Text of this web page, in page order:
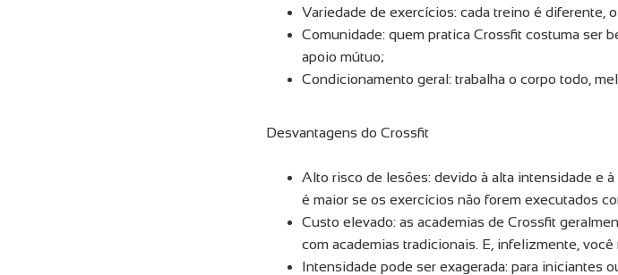
Variedade de exercícios: cada treino é diferente,
Comunidade: quem pratica Crossfit costuma ser
apoio mútuo;
Condicionamento geral: trabalha o corpo todo,
Desvantagens do Crossfit
Alto risco de lesões: devido à alta intensidade e
é maior se os exercícios não forem executados
Custo elevado: as academias de Crossfit
com academias tradicionais. E, infelizmente,
Intensidade pode ser exagerada: para iniciantes